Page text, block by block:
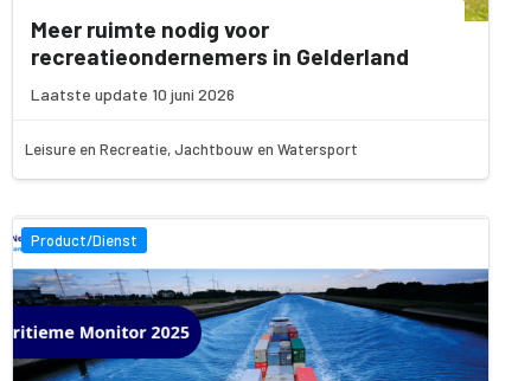
Meer ruimte nodig voor
recreatieondernemers in Gelderland
Laatste update 10 juni 2026
Leisure en Recreatie, Jachtbouw en Watersport
Product/Dienst